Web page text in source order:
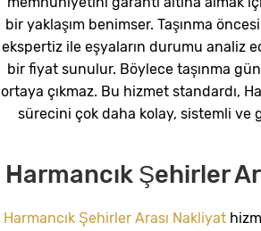
bir yaklaşım benimser. Taşınma
ekspertiz ile eşyaların durumu analiz
bir fiyat sunulur. Böylece taşınma
ortaya çıkmaz. Bu hizmet standardı,
sürecini çok daha kolay, sistemli ve
Harmancık Şehirler
Harmancık Şehirler Arası Nakliyat